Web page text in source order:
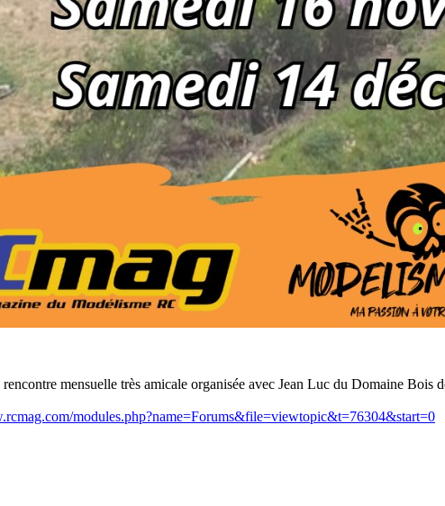
mensuelle très amicale organisée avec Jean Luc du Domaine Bois
modules.php?name=Forums&file=viewtopic&t=76304&start=0